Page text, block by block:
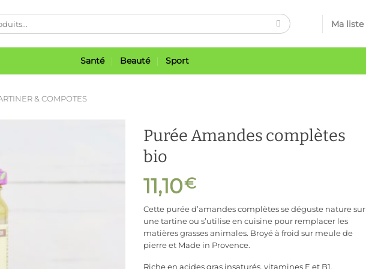
Ma liste
Santé Beauté Sport
& COMPOTES
Ajouter
Purée Amandes complètes
bio
11,10€
Cette purée d’amandes complètes se déguste nature sur
une tartine ou s’utilise en cuisine pour remplacer les
matières grasses animales. Broyé à froid sur meule de
pierre et Made in Provence.
Riche en acides gras insaturés, vitamines E et B1,